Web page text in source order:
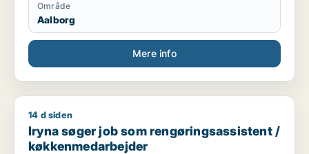
Område
Aalborg
Mere info
Iryna søger job som rengøringsassistent /
14 d siden
Iryna søger job som rengøringsassistent /
køkkenmedarbejder